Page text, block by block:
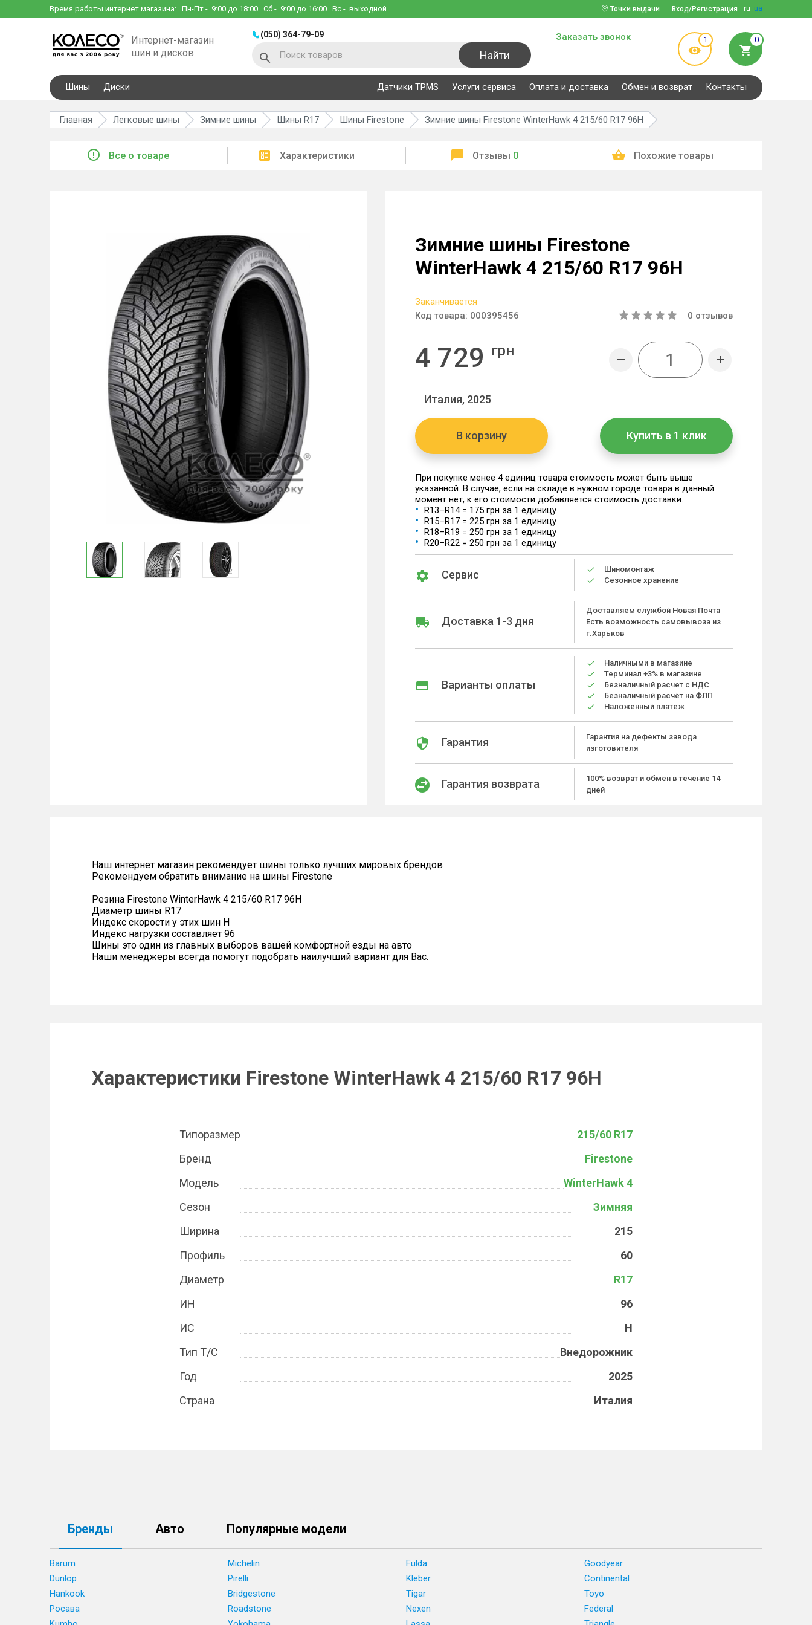
Время работы интернет магазина: Пн-Пт - 9:00 до 18:00 Сб - 9:00 до 16:00 Вс - выходной ru ua
Вход/Регистрация
Точки выдачи
Интернет-магазин
шин и дисков
(050) 364-79-09
Найти
Заказать звонок 1 0
Шины Диски Датчики TPMS Услуги сервиса Оплата и доставка Обмен и возврат Контакты
Главная Легковые шины Зимние шины Шины R17 Шины Firestone Зимние шины Firestone WinterHawk 4 215/60 R17 96H
Все о товаре Характеристики Отзывы 0 Похожие товары
Зимние шины Firestone
WinterHawk 4 215/60 R17 96H
Заканчивается
Код товара: 000395456 0 отзывов
4 729 грн
Италия, 2025
В корзину Купить в 1 клик
При покупке менее 4 единиц товара стоимость может быть выше
указанной. В случае, если на складе в нужном городе товара в данный
момент нет, к его стоимости добавляется стоимость доставки.
R13–R14 = 175 грн за 1 единицу
R15–R17 = 225 грн за 1 единицу
R18–R19 = 250 грн за 1 единицу
R20–R22 = 250 грн за 1 единицу
Сервис
Шиномонтаж
Сезонное хранение
Доставка 1-3 дня
Доставляем службой Новая Почта
Есть возможность самовывоза из
г.Харьков
Варианты оплаты
Наличными в магазине
Терминал +3% в магазине
Безналичный расчет с НДС
Безналичный расчёт на ФЛП
Наложенный платеж
Гарантия
Гарантия на дефекты завода
изготовителя
Гарантия возврата
100% возврат и обмен в течение 14
дней
Наш интернет магазин рекомендует шины только лучших мировых брендов
Рекомендуем обратить внимание на шины Firestone
Резина Firestone WinterHawk 4 215/60 R17 96H
Диаметр шины R17
Индекс скорости у этих шин H
Индекс нагрузки составляет 96
Шины это один из главных выборов вашей комфортной езды на авто
Наши менеджеры всегда помогут подобрать наилучший вариант для Вас.
Характеристики Firestone WinterHawk 4 215/60 R17 96H
Типоразмер
215/60 R17
Бренд
Firestone
Модель
WinterHawk 4
Сезон
Зимняя
Ширина
215
Профиль
60
Диаметр
R17
ИН
96
ИС
H
Тип Т/С
Внедорожник
Год
2025
Страна
Италия
Бренды Авто Популярные модели
Barum Michelin Fulda
Goodyear
Dunlop
Pirelli Kleber
Continental
Hankook
Bridgestone Tigar
Toyo
Росава
Roadstone Nexen
Federal